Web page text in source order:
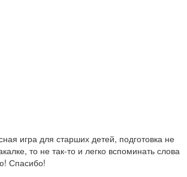
игра для старших детей, подготовка не
то не так-то и легко вспоминать слова
Спасибо!